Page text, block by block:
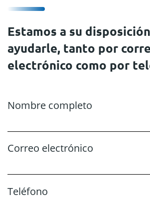
Estamos a su
ayudarle, tanto por
electrónico como por
Nombre completo
Correo electrónico
Teléfono